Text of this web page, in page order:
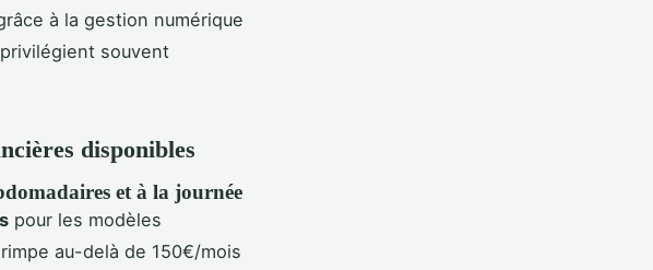
à la gestion numérique
souvent
disponibles
et à la journée
pour les modèles
au-delà de 150€/mois